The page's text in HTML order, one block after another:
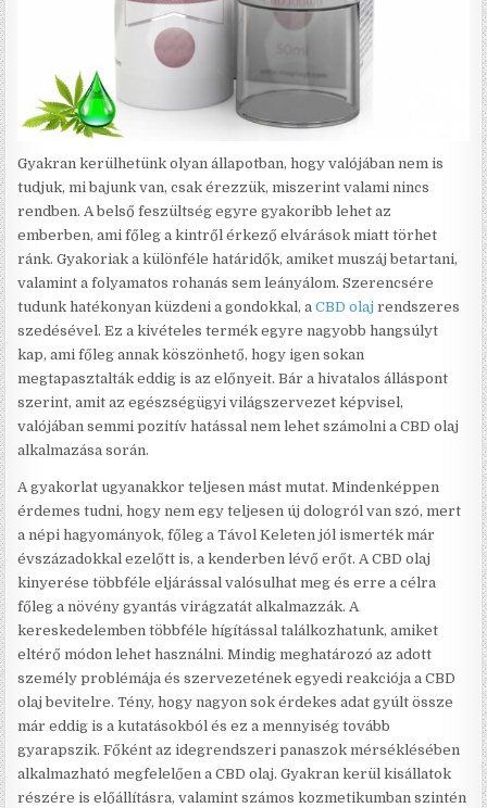
Gyakran kerülhetünk olyan állapotban, hogy valójában nem is
tudjuk, mi bajunk van, csak érezzük, miszerint valami nincs
rendben. A belső feszültség egyre gyakoribb lehet az
emberben, ami főleg a kintről érkező elvárások miatt törhet
ránk. Gyakoriak a különféle határidők, amiket muszáj betartani,
valamint a folyamatos rohanás sem leányálom. Szerencsére
tudunk hatékonyan küzdeni a gondokkal, aCBD olaj rendszeres
szedésével. Ez a kivételes termék egyre nagyobb hangsúlyt
kap, ami főleg annak köszönhető, hogy igen sokan
megtapasztalták eddig is az előnyeit. Bár a hivatalos álláspont
szerint, amit az egészségügyi világszervezet képvisel,
valójában semmi pozitív hatással nem lehet számolni a CBD olaj
alkalmazása során.
A gyakorlat ugyanakkor teljesen mást mutat. Mindenképpen
érdemes tudni, hogy nem egy teljesen új dologról van szó, mert
a népi hagyományok, főleg a Távol Keleten jól ismerték már
évszázadokkal ezelőtt is, a kenderben lévő erőt. A CBD olaj
kinyerése többféle eljárással valósulhat meg és erre a célra
főleg a növény gyantás virágzatát alkalmazzák. A
kereskedelemben többféle hígítással találkozhatunk, amiket
eltérő módon lehet használni. Mindig meghatározó az adott
személy problémája és szervezetének egyedi reakciója a CBD
olaj bevitelre. Tény, hogy nagyon sok érdekes adat gyúlt össze
már eddig is a kutatásokból és ez a mennyiség tovább
gyarapszik. Főként az idegrendszeri panaszok mérséklésében
alkalmazható megfelelően a CBD olaj. Gyakran kerül kisállatok
részére is előállításra, valamint számos kozmetikumban szintén